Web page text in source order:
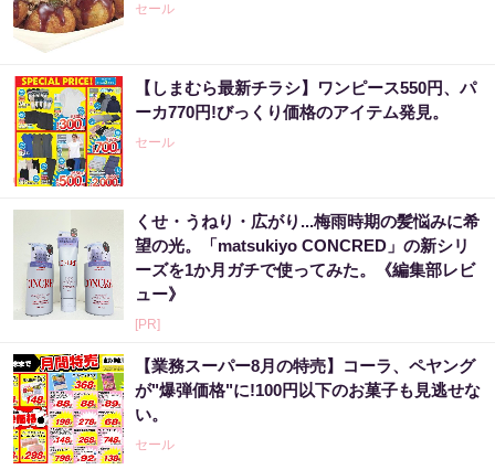
セール
【しまむら最新チラシ】ワンピース550円、パ
ーカ770円!びっくり価格のアイテム発見。
セール
くせ・うねり・広がり...梅雨時期の髪悩みに希
望の光。「matsukiyo CONCRED」の新シリ
ーズを1か月ガチで使ってみた。《編集部レビ
ュー》
[PR]
【業務スーパー8月の特売】コーラ、ペヤング
が"爆弾価格"に!100円以下のお菓子も見逃せな
い。
セール